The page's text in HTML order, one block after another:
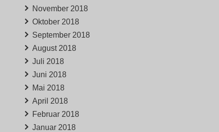
November 2018
Oktober 2018
September 2018
August 2018
Juli 2018
Juni 2018
Mai 2018
April 2018
Februar 2018
Januar 2018